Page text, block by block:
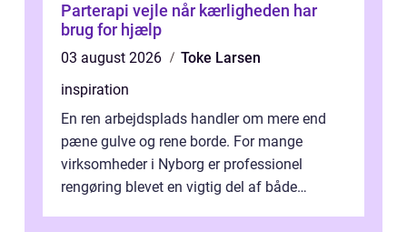
Parterapi vejle når kærligheden har
brug for hjælp
03 august 2026
Toke Larsen
inspiration
En ren arbejdsplads handler om mere end
pæne gulve og rene borde. For mange
virksomheder i Nyborg er professionel
rengøring blevet en vigtig del af både